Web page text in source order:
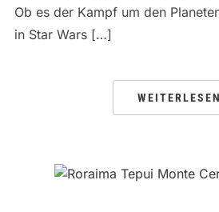
Ob es der Kampf um den
in Star Wars […]
WEITERLESEN